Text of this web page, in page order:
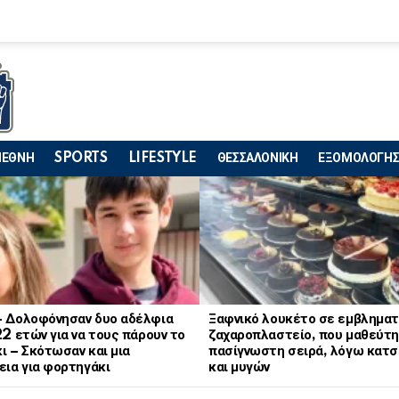
SPORTS LIFESTYLE ΘΕΣΣΑΛΟΝΙΚΗ
δυο αδέλφια
ετών για να τους πάρουν το
– Σκότωσαν και μια
για φορτηγάκι
Ξαφνικό λουκέτο σε
ζαχαροπλαστείο, που
πασίγνωστη σειρά, λόγω
και μυγών